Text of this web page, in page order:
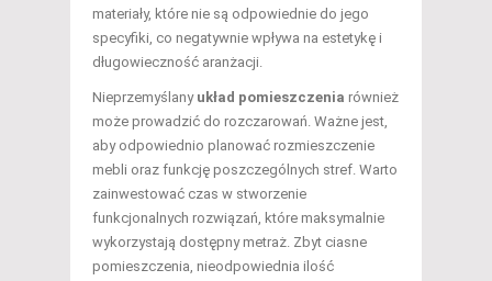
materiały, które nie są odpowiednie do jego
specyfiki, co negatywnie wpływa na estetykę i
długowieczność aranżacji.
Nieprzemyślany układ pomieszczenia również
może prowadzić do rozczarowań. Ważne jest,
aby odpowiednio planować rozmieszczenie
mebli oraz funkcję poszczególnych stref. Warto
zainwestować czas w stworzenie
funkcjonalnych rozwiązań, które maksymalnie
wykorzystają dostępny metraż. Zbyt ciasne
pomieszczenia, nieodpowiednia ilość